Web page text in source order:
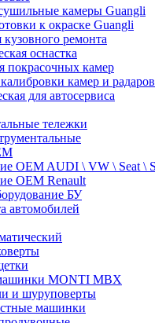
камеры Guangli
к окраске Guangli
ремонта
оснастка
покрасочных камер
камер и радаров
для автосервиса
тележки
OEM AUDI \ VW \ Seat \
OEM Renault
БУ
автомобилей
MONTI MBX
и шуруповерты
машинки